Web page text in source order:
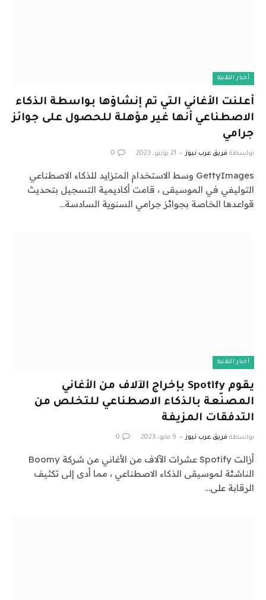
أخبار التقنية
أعلنت الأغاني التي تم إنشاؤها بواسطة الذكاء
الاصطناعي أنها غير مؤهلة للحصول على جوائز
جرامي
بواسطة فريق عرب نيوز 21 يونيو، 2023 0
GettyImages وسط الاستخدام المتزايد للذكاء الاصطناعي
التوليفي في الموسيقى ، قامت أكاديمية التسجيل بتحديث
قواعدها الخاصة بجوائز جرامي السنوية السادسة…
أخبار التقنية
يقوم Spotify بإخراج الآلاف من الأغاني
المصنّعة بالذكاء الاصطناعي للتخلص من
التدفقات المزيفة
بواسطة فريق عرب نيوز 9 مايو، 2023 0
أزالت Spotify عشرات الآلاف من الأغاني من شركة Boomy
الناشئة لموسيقى الذكاء الاصطناعي ، مما أدى إلى تكثيف
الرقابة على…